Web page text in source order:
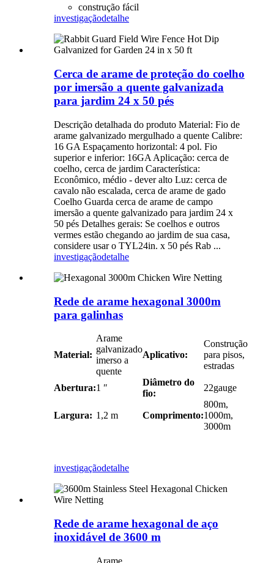
construção fácil
investigaçãodetalhe
Cerca de arame de proteção do coelho
por imersão a quente galvanizada
para jardim 24 x 50 pés
Descrição detalhada do produto Material: Fio de
arame galvanizado mergulhado a quente Calibre:
16 GA Espaçamento horizontal: 4 pol. Fio
superior e inferior: 16GA Aplicação: cerca de
coelho, cerca de jardim Característica:
Econômico, médio - dever alto Luz: cerca de
cavalo não escalada, cerca de arame de gado
Coelho Guarda cerca de arame de campo
imersão a quente galvanizado para jardim 24 x
50 pés Detalhes gerais: Se coelhos e outros
vermes estão chegando ao jardim de sua casa,
considere usar o TYL24in. x 50 pés Rab ...
investigaçãodetalhe
Rede de arame hexagonal 3000m
para galinhas
Material:
Arame
galvanizado
imerso a
quente
Aplicativo:
Construção
para pisos,
estradas
Abertura:1 ″
Diâmetro do
fio:
22gauge
Largura: 1,2 m Comprimento:
800m,
1000m,
3000m
investigaçãodetalhe
Rede de arame hexagonal de aço
inoxidável de 3600 m
Arame